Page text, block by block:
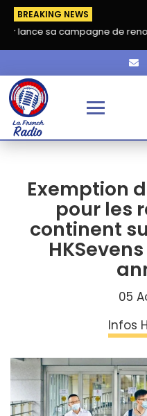
BREAKING NEWS
de renouvellement
Exemption
pour les
continent
05
Infos